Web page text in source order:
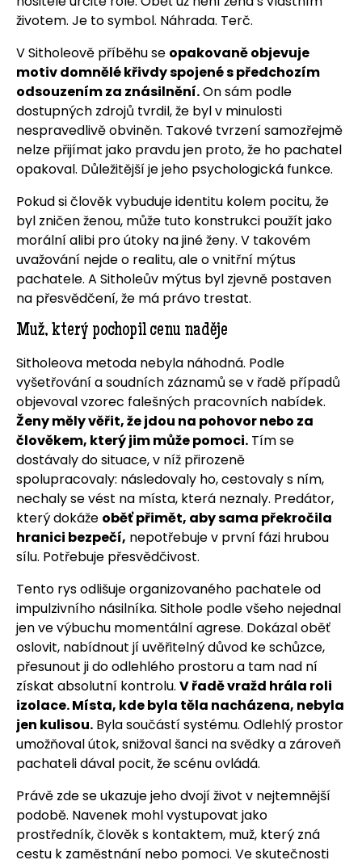
životem. Je to symbol. Náhrada. Terč.
V Sitholeově příběhu se opakovaně objevuje
motiv domnělé křivdy spojené s předchozím
odsouzením za znásilnění.On sám podle
dostupných zdrojů tvrdil, že byl v minulosti
nespravedlivě obviněn. Takové tvrzení samozřejmě
nelze přijímat jako pravdu jen proto, že ho pachatel
opakoval. Důležitější je jeho psychologická funkce.
Pokud si člověk vybuduje identitu kolem pocitu, že
byl zničen ženou, může tuto konstrukci použít jako
morální alibi pro útoky na jiné ženy. V takovém
uvažování nejde o realitu, ale o vnitřní mýtus
pachatele. A Sitholeův mýtus byl zjevně postaven
na přesvědčení, že má právo trestat.
Muž, který pochopil cenu naděje
Sitholeova metoda nebyla náhodná. Podle
vyšetřování a soudních záznamů se v řadě případů
objevoval vzorec falešných pracovních nabídek.
Ženy měly věřit, že jdou na pohovor nebo za
člověkem, který jim může pomoci. Tím se
dostávaly do situace, v níž přirozeně
spolupracovaly: následovaly ho, cestovaly s ním,
nechaly se vést na místa, která neznaly. Predátor,
který dokáže oběť přimět, aby sama překročila
hranici bezpečí, nepotřebuje v první fázi hrubou
sílu. Potřebuje přesvědčivost.
Tento rys odlišuje organizovaného pachatele od
impulzivního násilníka. Sithole podle všeho nejednal
jen ve výbuchu momentální agrese. Dokázal oběť
oslovit, nabídnout jí uvěřitelný důvod ke schůzce,
přesunout ji do odlehlého prostoru a tam nad ní
získat absolutní kontrolu. V řadě vražd hrála roli
izolace. Místa, kde byla těla nacházena, nebyla
jen kulisou. Byla součástí systému. Odlehlý prostor
umožňoval útok, snižoval šanci na svědky a zároveň
pachateli dával pocit, že scénu ovládá.
Právě zde se ukazuje jeho dvojí život v nejtemnější
podobě. Navenek mohl vystupovat jako
prostředník, člověk s kontaktem, muž, který zná
cestu k zaměstnání nebo pomoci. Ve skutečnosti